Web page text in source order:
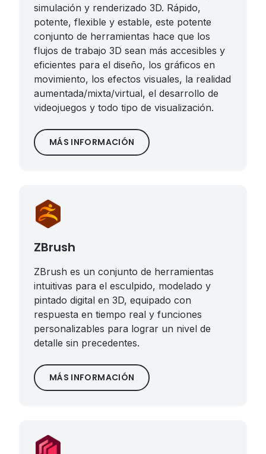
simulación y renderizado 3D. Rápido,
potente, flexible y estable, este potente
conjunto de herramientas hace que los
flujos de trabajo 3D sean más accesibles y
eficientes para el diseño, los gráficos en
movimiento, los efectos visuales, la realidad
aumentada/mixta/virtual, el desarrollo de
videojuegos y todo tipo de visualización.
MÁS INFORMACIÓN
ZBrush
ZBrush es un conjunto de herramientas
intuitivas para el esculpido, modelado y
pintado digital en 3D, equipado con
respuesta en tiempo real y funciones
personalizables para lograr un nivel de
detalle sin precedentes.
MÁS INFORMACIÓN